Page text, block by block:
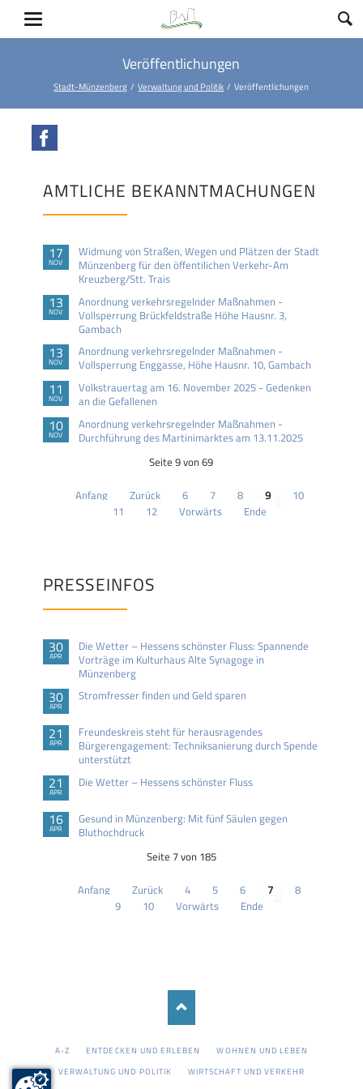
Veröffentlichungen
Stadt-Münzenberg Verwaltung und Politik Veröffentlichungen
AMTLICHE BEKANNTMACHUNGEN
17
NOV
Widmung von Straßen, Wegen und Plätzen der Stadt
Münzenberg für den öffentilichen Verkehr-Am
Kreuzberg/Stt. Trais
13
NOV
Anordnung verkehrsregelnder Maßnahmen -
Vollsperrung Brückfeldstraße Höhe Hausnr. 3,
Gambach
13
NOV
Anordnung verkehrsregelnder Maßnahmen -
Vollsperrung Enggasse, Höhe Hausnr. 10, Gambach
11
NOV
Volkstrauertag am 16. November 2025 - Gedenken
an die Gefallenen
10
NOV
Anordnung verkehrsregelnder Maßnahmen -
Durchführung des Martinimarktes am 13.11.2025
Seite 9 von 69
Anfang Zurück 6 7 8 9
10
11
12 Vorwärts Ende
PRESSEINFOS
30
APR
Die Wetter – Hessens schönster Fluss: Spannende
Vorträge im Kulturhaus Alte Synagoge in
Münzenberg
30
APR
Stromfresser finden und Geld sparen
21
APR
Freundeskreis steht für herausragendes
Bürgerengagement: Techniksanierung durch Spende
unterstützt
21
APR
Die Wetter – Hessens schönster Fluss
16
APR
Gesund in Münzenberg: Mit fünf Säulen gegen
Bluthochdruck
Seite 7 von 185
Anfang Zurück 4 5 6 7
8
9
10 Vorwärts Ende
NAVIGATION
A-Z ENTDECKEN UND ERLEBEN
WOHNEN UND LEBEN
VERWALTUNG UND POLITIK
WIRTSCHAFT UND VERKEHR